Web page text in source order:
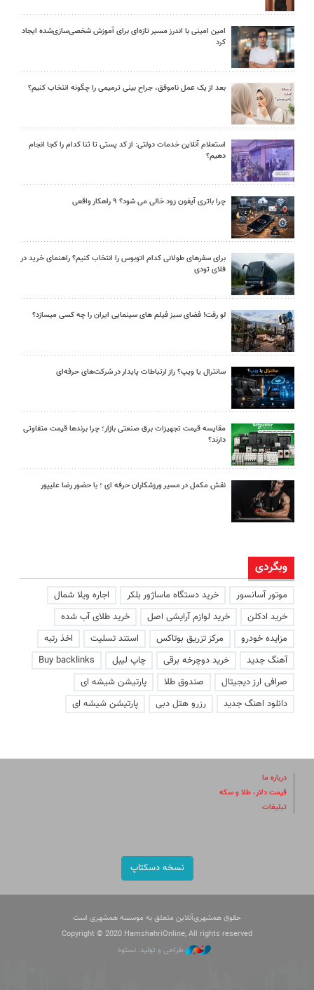
امین امینی با اندرز مسیر تازه‌ای برای آموزش شخصی‌سازی‌شده ایجاد
کرد
بعد از یک عمل ناموفق، جراح بینی ترمیمی را چگونه انتخاب کنیم؟
استعلام آنلاین خدمات دولتی: از کد پستی تا ثنا کدام را کجا انجام
دهیم؟
چرا باتری آیفون زود خالی می شود؟ ۹ راهکار واقعی
برای سفرهای طولانی کدام اتوبوس را انتخاب کنیم؟ راهنمای خرید در
فلای تودی
لو رفت! فضای سبز فیلم های سینمایی ایران را چه کسی میسازد؟
سانترال یا ویپ؟ راز ارتباطات پایدار در شرکت‌های حرفه‌ای
مقایسه قیمت تجهیزات برق صنعتی بازار؛ چرا برندها قیمت متفاوتی
دارند؟
نقش مکمل در مسیر ورزشکاران حرفه ای ؛ با حضور رضا علیپور
وبگردی
موتور آسانسور خرید دستگاه ماساژور بلکر
اجاره ویلا شمال
خرید ادکلن
خرید لوازم آرایشی اصل
خرید طلای آب شده
مزایده خودرو
مرکز تزریق بوتاکس استند تسلیت
اخذ رتبه
آهنگ جدید
خرید دوچرخه برقی چاپ لیبل
Buy backlinks
صرافی ارز دیجیتال
صندوق طلا
پارتیشن شیشه ای
دانلود اهنگ جدید
رزرو هتل دبی پارتیشن شیشه ای
درباره ما
قیمت دلار، طلا و سکه
تبلیغات
نسخه دسکتاپ
حقوق همشهری‌آنلاین متعلق به موسسه همشهری است
Copyright © 2020 HamshahriOnline, All rights reserved
طراحی و تولید: نستوه